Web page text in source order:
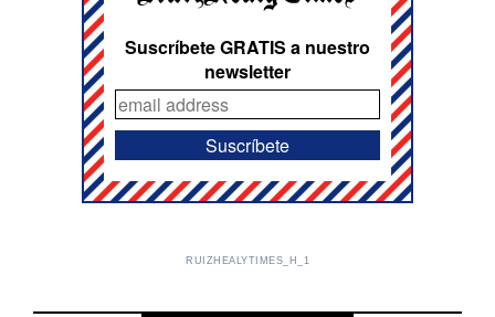
Suscríbete GRATIS a nuestro
newsletter
RUIZHEALYTIMES_H_1